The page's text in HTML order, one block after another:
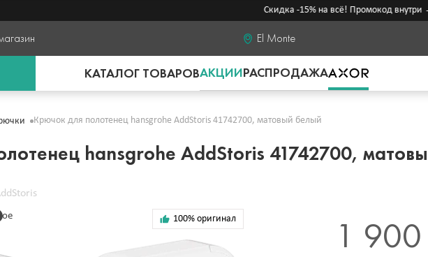
Скидка -15% на всё! Промокод внутри →
El Monte
КАТАЛОГ ТОВАРОВАКЦИИРАСПРОДАЖА
Крючок для полотенец hansgrohe AddStoris 41742700, матовый белый
hansgrohe AddStoris 41742700,
100% оригинал 1